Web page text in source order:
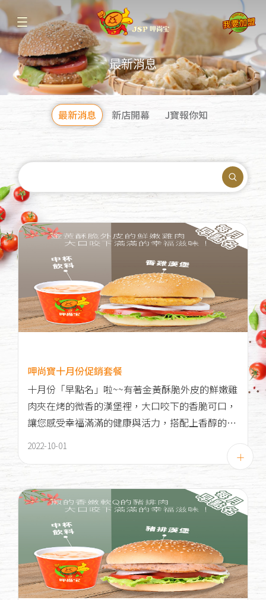
最新消息
最新消息 新店開幕 J寶報你知
呷尚寶十月份促銷套餐
十月份「早點名」啦~~有著金黃酥脆外皮的鮮嫩雞
肉夾在烤的微香的漢堡裡，大口咬下的香脆可口，
讓您感受幸福滿滿的健康與活力，搭配上香醇的紅
茶或奶茶，絕對是"雞"不可失的好選擇！
2022-10-01